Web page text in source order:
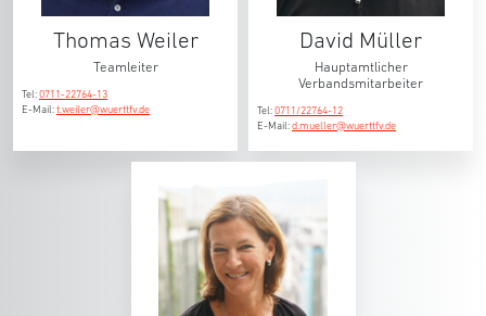
Thomas Weiler
Teamleiter
Tel:0711-22764-13
E-Mail:t.weiler@wuerttfv.de
David Müller
Hauptamtlicher
Verbandsmitarbeiter
Tel:0711/22764-12
E-Mail:d.mueller@wuerttfv.de